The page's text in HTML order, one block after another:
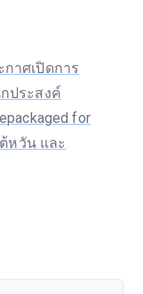
าศเปิดการ
ประสงค์
for
หวัน และ